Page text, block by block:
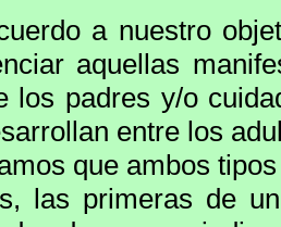
a nuestro
aquellas
los padres y/o
entre los
que ambos
las primeras de